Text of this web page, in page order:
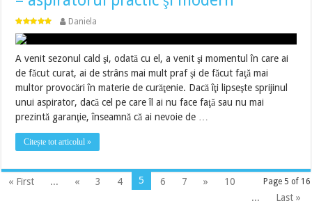
Daniela
A venit sezonul cald şi, odată cu el, a venit şi momentul în care ai
de făcut curat, ai de strâns mai mult praf şi de făcut faţă mai
multor provocări în materie de curăţenie. Dacă îţi lipseşte sprijinul
unui aspirator, dacă cel pe care îl ai nu face faţă sau nu mai
prezintă garanţie, înseamnă că ai nevoie de …
Citește tot articolul »
Page 5 of 16
« First ... « 3 4 5 6 7 »
10
...
Last »